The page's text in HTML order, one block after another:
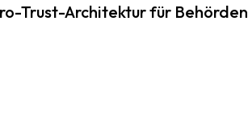
Trust-Architektur für Behörden